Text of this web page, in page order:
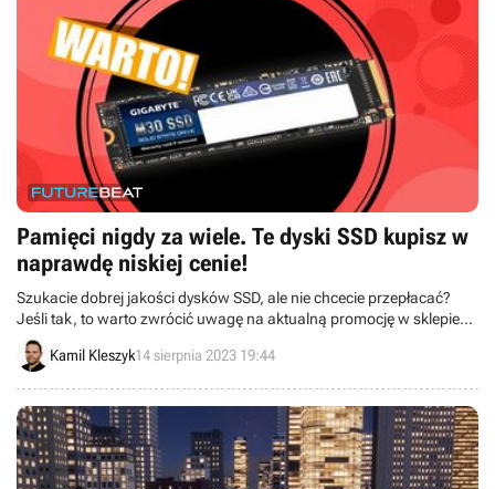
Pamięci nigdy za wiele. Te dyski SSD kupisz w
naprawdę niskiej cenie!
Szukacie dobrej jakości dysków SSD, ale nie chcecie przepłacać?
Jeśli tak, to warto zwrócić uwagę na aktualną promocję w sklepie
internetowym Morele.net. W ofercie znajdziemy różnego rodzaju
pamięć w bardzo kuszących cenach.
Kamil Kleszyk14 sierpnia 2023 19:44